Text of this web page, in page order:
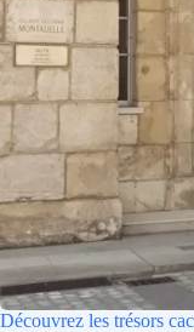
Découvrez les trésors